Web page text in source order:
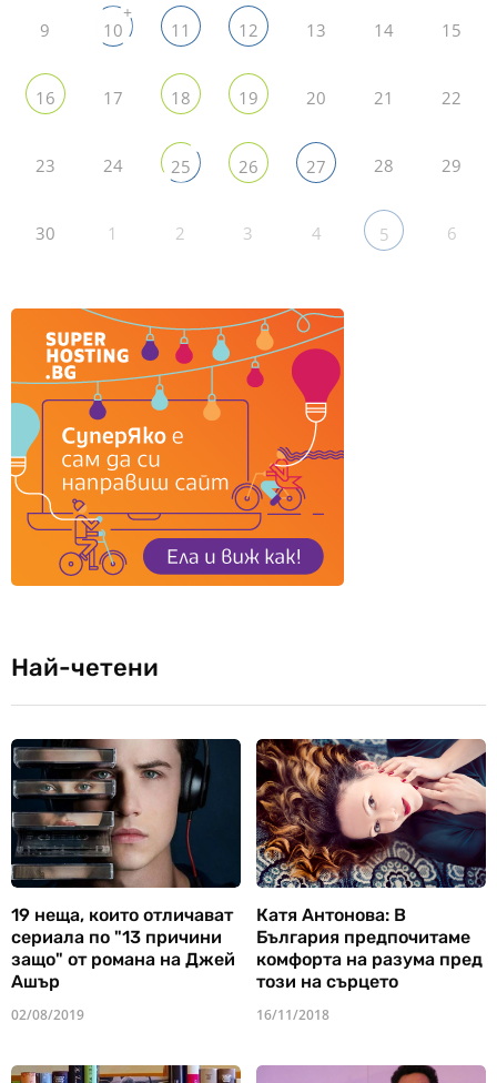
9 10
+
11 12 13 14 15
16 17 18 19 20 21 22
23 24 25 26 27 28 29
30 1 2 3 4 5 6
Най-четени
19 неща, които отличават
сериала по "13 причини
защо" от романа на Джей
Ашър
02/08/2019
Катя Антонова: В
България предпочитаме
комфорта на разума пред
този на сърцето
16/11/2018